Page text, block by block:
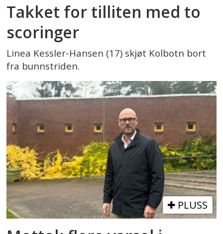
Takket for tilliten med to
scoringer
Linea Kessler-Hansen (17) skjøt Kolbotn bort
fra bunnstriden.
PLUSS